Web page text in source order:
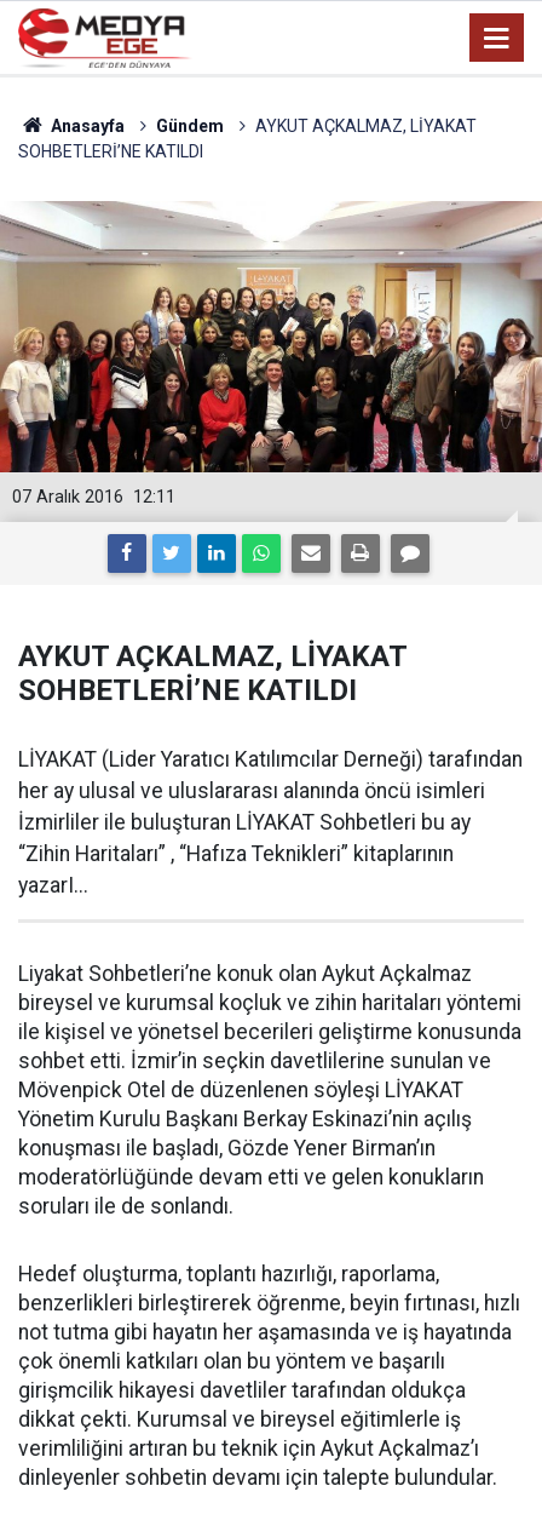
Anasayfa Gündem
AYKUT AÇKALMAZ, LİYAKAT
SOHBETLERİ’NE KATILDI
12:11
07 Aralık 2016
AYKUT AÇKALMAZ, LİYAKAT
SOHBETLERİ’NE KATILDI
LİYAKAT (Lider Yaratıcı Katılımcılar Derneği) tarafından
her ay ulusal ve uluslararası alanında öncü isimleri
İzmirliler ile buluşturan LİYAKAT Sohbetleri bu ay
“Zihin Haritaları” , “Hafıza Teknikleri” kitaplarının
yazarI...
Liyakat Sohbetleri’ne konuk olan Aykut Açkalmaz
bireysel ve kurumsal koçluk ve zihin haritaları yöntemi
ile kişisel ve yönetsel becerileri geliştirme konusunda
sohbet etti. İzmir’in seçkin davetlilerine sunulan ve
Mövenpick Otel de düzenlenen söyleşi LİYAKAT
Yönetim Kurulu Başkanı Berkay Eskinazi’nin açılış
konuşması ile başladı, Gözde Yener Birman’ın
moderatörlüğünde devam etti ve gelen konukların
soruları ile de sonlandı.
Hedef oluşturma, toplantı hazırlığı, raporlama,
benzerlikleri birleştirerek öğrenme, beyin fırtınası, hızlı
not tutma gibi hayatın her aşamasında ve iş hayatında
çok önemli katkıları olan bu yöntem ve başarılı
girişmcilik hikayesi davetliler tarafından oldukça
dikkat çekti. Kurumsal ve bireysel eğitimlerle iş
verimliliğini artıran bu teknik için Aykut Açkalmaz’ı
dinleyenler sohbetin devamı için talepte bulundular.